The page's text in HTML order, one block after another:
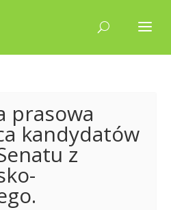
prasowa
kandydatów
z